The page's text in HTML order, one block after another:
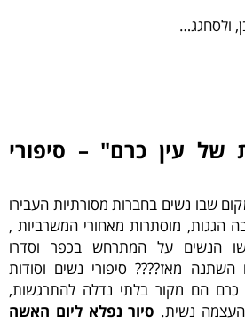
ולסחגג…
של עין כרם" – סיפורי
שבו נשים בחברות מסורתיות העבירו
הגגות, מוסתרות מאחורי המשרביות ,
הנשים על המתרחש בכפר וסדרו
מאז???? סיפורי נשים וסודות
כרם הם מקור בלתי נדלה להתרגשות,
נשית. סיור נפלא ליום האשה